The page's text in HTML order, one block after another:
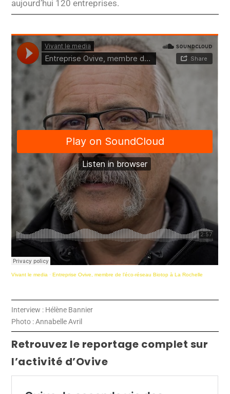
aujourd’hui 120 entreprises.
Vivant le media ·Entreprise Ovive, membre de l’éco-réseau Biotop à La Rochelle
Interview : Hélène Bannier
Photo : Annabelle Avril
Retrouvez le reportage complet sur
l’activité d’Ovive